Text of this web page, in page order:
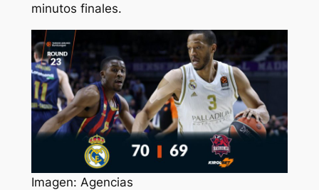
minutos finales.
Imagen: Agencias